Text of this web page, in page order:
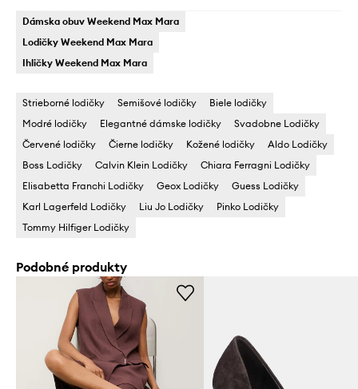
Dámska obuv Weekend Max Mara
Lodičky Weekend Max Mara
Ihličky Weekend Max Mara
Strieborné lodičky Semišové lodičky
Biele lodičky
Modré lodičky
Elegantné dámske lodičky
Svadobne Lodičky
Červené lodičky
Čierne lodičky Kožené lodičky
Aldo Lodičky
Boss Lodičky
Calvin Klein Lodičky
Chiara Ferragni Lodičky
Elisabetta Franchi Lodičky
Geox Lodičky
Guess Lodičky
Karl Lagerfeld Lodičky
Liu Jo Lodičky
Pinko Lodičky
Tommy Hilfiger Lodičky
Podobné produkty